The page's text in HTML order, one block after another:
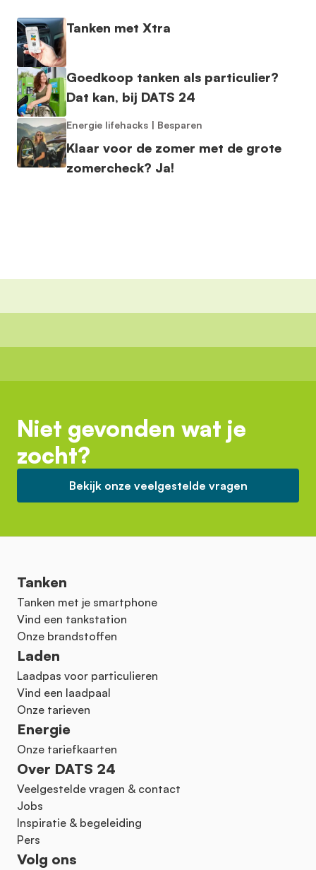
Tanken met Xtra
Goedkoop tanken als particulier?
Dat kan, bij DATS 24
Energie lifehacks | Besparen
Klaar voor de zomer met de grote
zomercheck? Ja!
Niet gevonden wat je
zocht?
Bekijk onze veelgestelde vragen
Tanken
Tanken met je smartphone
Vind een tankstation
Onze brandstoffen
Laden
Laadpas voor particulieren
Vind een laadpaal
Onze tarieven
Energie
Onze tariefkaarten
Over DATS 24
Veelgestelde vragen & contact
Jobs
Inspiratie & begeleiding
Pers
Volg ons